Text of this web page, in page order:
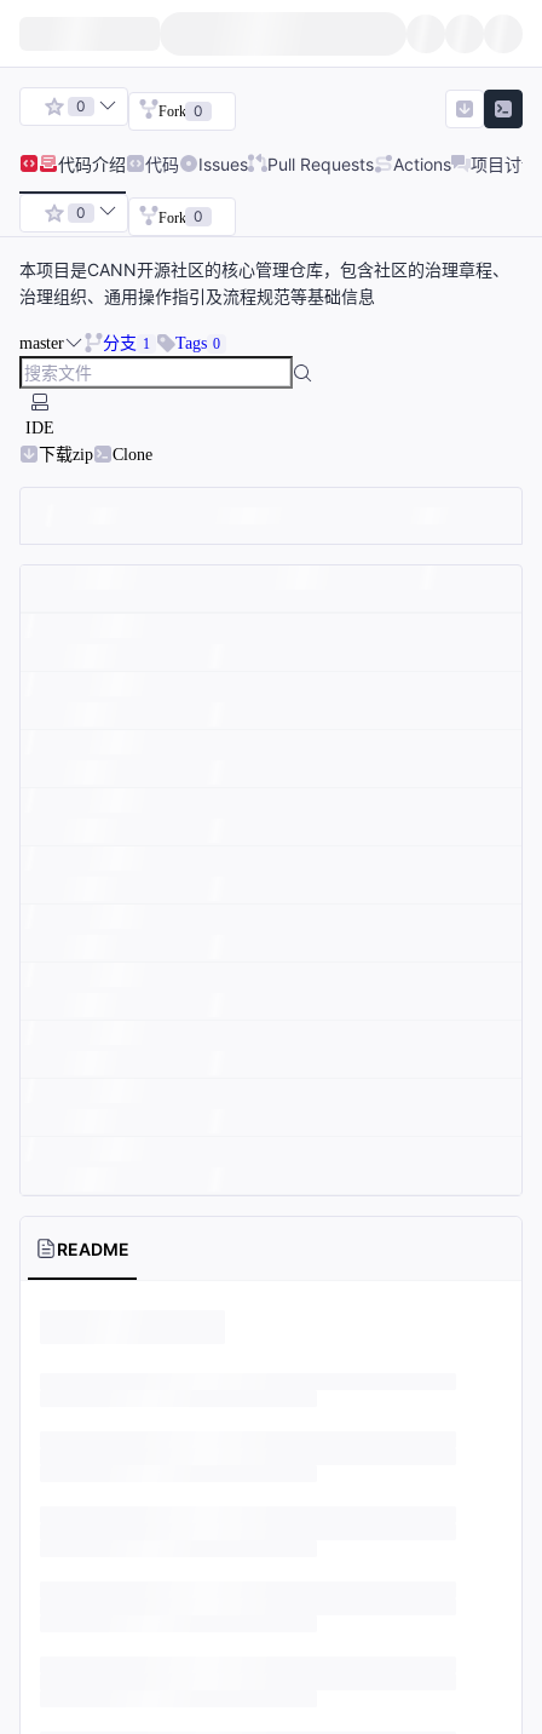
0 Fork 0
代码介绍 代码 Issues Pull Requests Actions 项目讨论
0 Fork 0
本项目是CANN开源社区的核心管理仓库，包含社区的治理章程、
治理组织、通用操作指引及流程规范等基础信息
master 分支 1 Tags 0
IDE
下载zip
Clone
README